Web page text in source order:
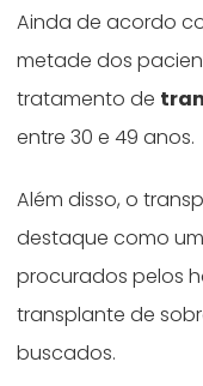
Ainda de acordo
metade dos
tratamento de
entre 30 e 49 anos.
Além disso, o
destaque como
procurados pelos
transplante de
buscados.